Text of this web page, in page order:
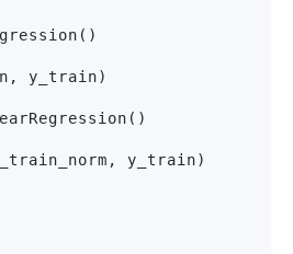
y_train)
y_train)